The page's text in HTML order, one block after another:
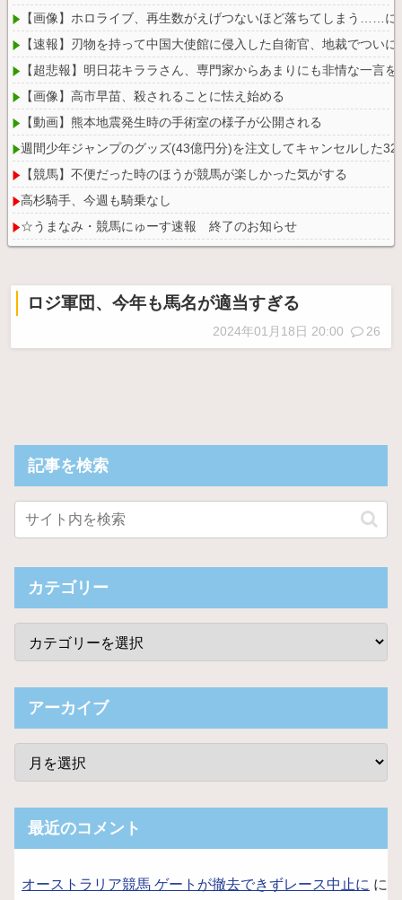
【画像】ホロライブ、再生数がえげつないほど落ちてしまう……
【速報】刃物を持って中国大使館に侵入した自衛官、地裁でついに
【超悲報】明日花キララさん、専門家からあまりにも非情な一言を
【画像】高市早苗、殺されることに怯え始める
【動画】熊本地震発生時の手術室の様子が公開される
週間少年ジャンプのグッズ(43億円分)を注文してキャンセルした32
【競馬】不便だった時のほうが競馬が楽しかった気がする
高杉騎手、今週も騎乗なし
☆うまなみ・競馬にゅーす速報 終了のお知らせ
ロジ軍団、今年も馬名が適当すぎる
2024年01月18日 20:00 26
記事を検索
カテゴリー
アーカイブ
最近のコメント
オーストラリア競馬 ゲートが撤去できずレース中止に に